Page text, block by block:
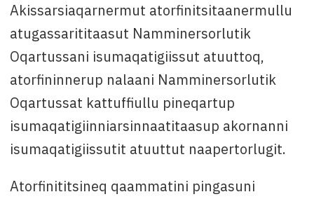
Akissarsiaqarnermut atorfinitsitaanermullu
atugassarititaasut Namminersorlutik
Oqartussani isumaqatigiissut atuuttoq,
atorfininnerup nalaani Namminersorlutik
Oqartussat kattuffiullu pineqartup
isumaqatigiinniarsinnaatitaasup akornanni
isumaqatigiissutit atuuttut naapertorlugit.
Atorfinititsineq qaammatini pingasuni